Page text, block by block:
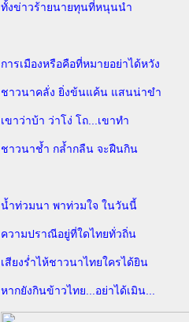
ทั้งข่าวร้ายนายทุนที่หนุนนำ
การเมืองหรือคือที่หมายอย่าได้หวัง
ชาวนาคลั่ง ยิ่งข้นแค้น แสนน่าขำ
เขาว่าบ้า ว่าโง่ โถ...เขาทำ
ชาวนาช้ำ กล้ำกลืน จะฝืนกิน
น้ำท่วมนา พาท่วมใจ ในวันนี้
ความปราณีอยู่ที่ใดไทยทั่วถิ่น
เสียงร่ำไห้ชาวนาไทยใครได้ยิน
หากยังกินข้าวไทย...อย่าได้เมิน...